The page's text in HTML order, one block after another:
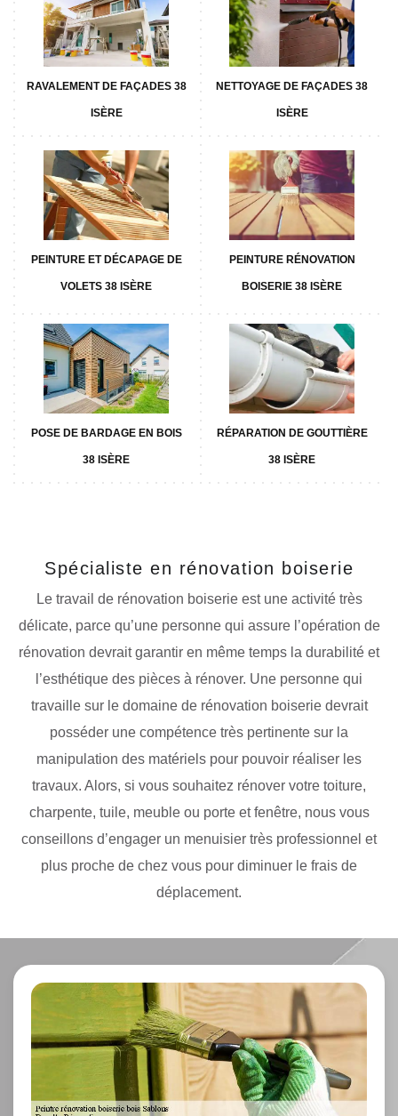
RAVALEMENT DE FAÇADES 38
ISÈRE
NETTOYAGE DE FAÇADES 38
ISÈRE
PEINTURE ET DÉCAPAGE DE
VOLETS 38 ISÈRE
PEINTURE RÉNOVATION
BOISERIE 38 ISÈRE
POSE DE BARDAGE EN BOIS
38 ISÈRE
RÉPARATION DE GOUTTIÈRE
38 ISÈRE
Spécialiste en rénovation boiserie
Le travail de rénovation boiserie est une activité très
délicate, parce qu’une personne qui assure l’opération de
rénovation devrait garantir en même temps la durabilité et
l’esthétique des pièces à rénover. Une personne qui
travaille sur le domaine de rénovation boiserie devrait
posséder une compétence très pertinente sur la
manipulation des matériels pour pouvoir réaliser les
travaux. Alors, si vous souhaitez rénover votre toiture,
charpente, tuile, meuble ou porte et fenêtre, nous vous
conseillons d’engager un menuisier très professionnel et
plus proche de chez vous pour diminuer le frais de
déplacement.